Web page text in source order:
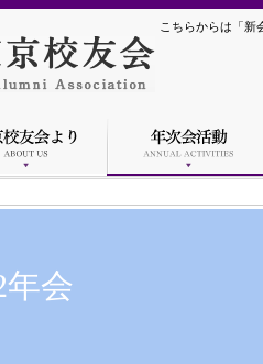
こちらからは「新
年会